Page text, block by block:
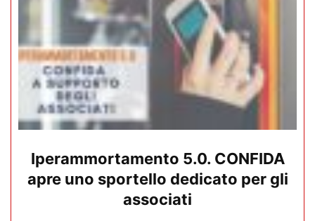
Iperammortamento 5.0. CONFIDA
apre uno sportello dedicato per gli
associati